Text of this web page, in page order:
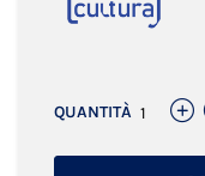
QUANTITÀ